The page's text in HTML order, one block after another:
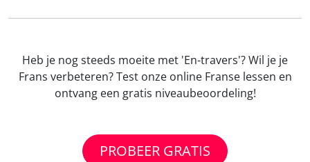
Heb je nog steeds moeite met 'En-travers'? Wil je je
Frans verbeteren? Test onze online Franse lessen en
ontvang een gratis niveaubeoordeling!
PROBEER GRATIS